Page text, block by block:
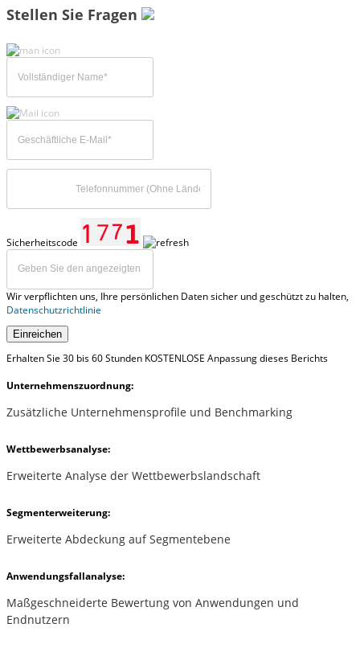
Stellen Sie Fragen
Sicherheitscode
Wir verpflichten uns, Ihre persönlichen Daten sicher und geschützt zu halten,
Datenschutzrichtlinie
Einreichen
Erhalten Sie 30 bis 60 Stunden KOSTENLOSE Anpassung dieses Berichts
Unternehmenszuordnung:
Zusätzliche Unternehmensprofile und Benchmarking
Wettbewerbsanalyse:
Erweiterte Analyse der Wettbewerbslandschaft
Segmenterweiterung:
Erweiterte Abdeckung auf Segmentebene
Anwendungsfallanalyse:
Maßgeschneiderte Bewertung von Anwendungen und
Endnutzern